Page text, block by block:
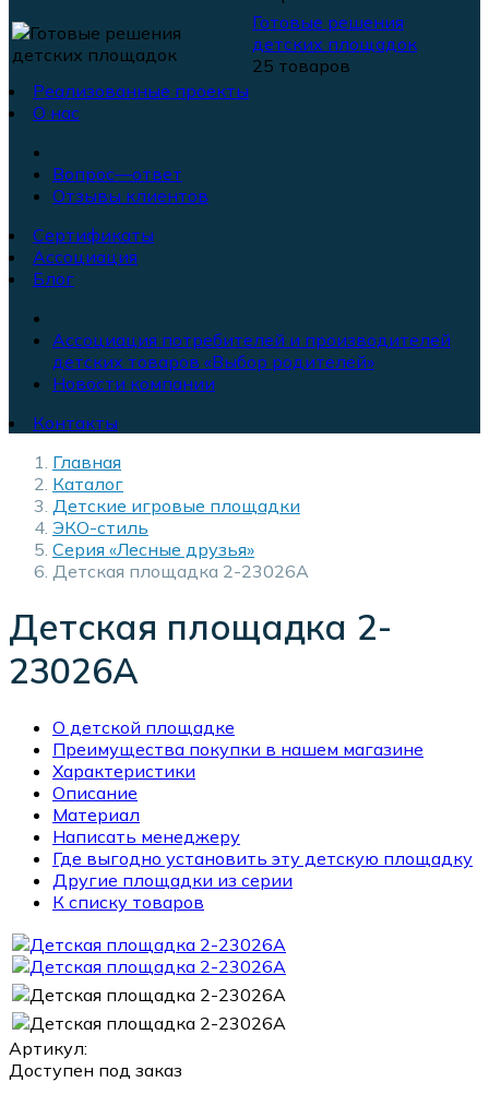
Готовые решения
детских площадок
25 товаров
Реализованные проекты
О нас
Вопрос—ответ
Отзывы клиентов
Сертификаты
Ассоциация
Блог
Ассоциация потребителей и производителей
детских товаров «Выбор родителей»
Новости компании
Контакты
Главная
Каталог
Детские игровые площадки
ЭКО-стиль
Серия «Лесные друзья»
Детская площадка 2-23026A
Детская площадка 2-
23026A
О детской площадке
Преимущества покупки в нашем магазине
Характеристики
Описание
Материал
Написать менеджеру
Где выгодно установить эту детскую площадку
Другие площадки из серии
К списку товаров
Артикул:
Доступен под заказ